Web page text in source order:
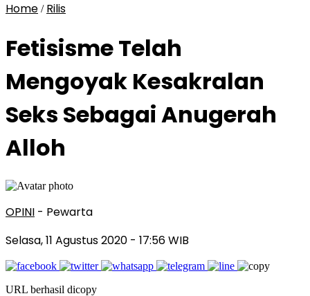
Home / Rilis
Fetisisme Telah
Mengoyak Kesakralan
Seks Sebagai Anugerah
Alloh
OPINI - Pewarta
Selasa, 11 Agustus 2020 - 17:56 WIB
URL berhasil dicopy